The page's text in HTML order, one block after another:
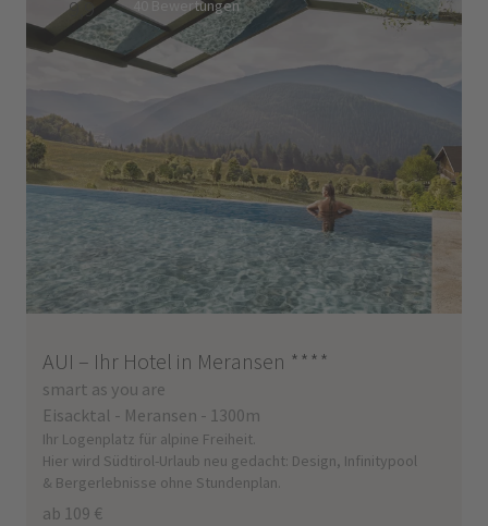
9,9 40 Bewertungen
AUI – Ihr Hotel in Meransen ****
smart as you are
Eisacktal - Meransen - 1300m
Ihr Logenplatz für alpine Freiheit.
Hier wird Südtirol-Urlaub neu gedacht: Design, Infinitypool
& Bergerlebnisse ohne Stundenplan.
ab 109 €